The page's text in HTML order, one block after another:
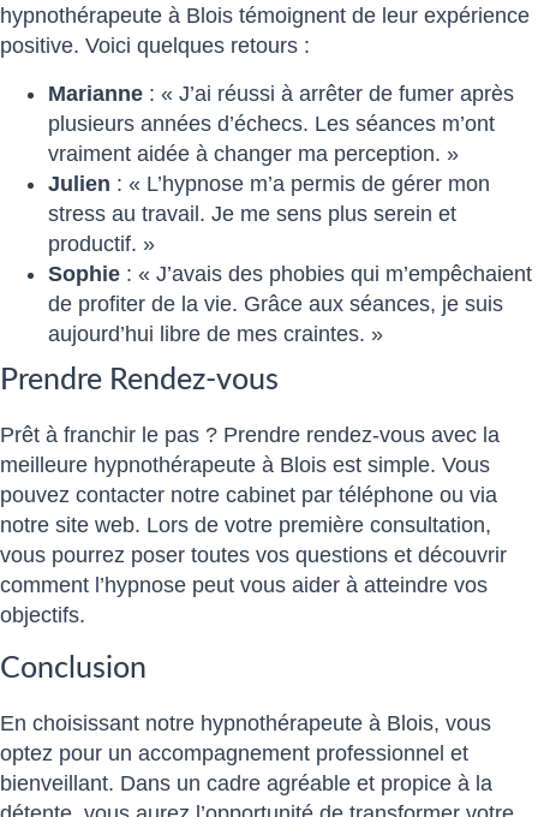
hypnothérapeute à Blois témoignent de leur expérience
positive. Voici quelques retours :
Marianne : « J’ai réussi à arrêter de fumer après
plusieurs années d’échecs. Les séances m’ont
vraiment aidée à changer ma perception. »
Julien : « L’hypnose m’a permis de gérer mon
stress au travail. Je me sens plus serein et
productif. »
Sophie : « J’avais des phobies qui m’empêchaient
de profiter de la vie. Grâce aux séances, je suis
aujourd’hui libre de mes craintes. »
Prendre Rendez-vous
Prêt à franchir le pas ? Prendre rendez-vous avec la
meilleure hypnothérapeute à Blois est simple. Vous
pouvez contacter notre cabinet par téléphone ou via
notre site web. Lors de votre première consultation,
vous pourrez poser toutes vos questions et découvrir
comment l’hypnose peut vous aider à atteindre vos
objectifs.
Conclusion
En choisissant notre hypnothérapeute à Blois, vous
optez pour un accompagnement professionnel et
bienveillant. Dans un cadre agréable et propice à la